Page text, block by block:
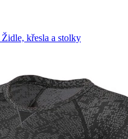
Židle, křesla a stolky